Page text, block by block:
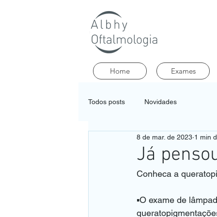
Home Exames
Todos posts Novidades
Já
8 de mar. de 2023 1 min
Conheca a
▪️O exame de